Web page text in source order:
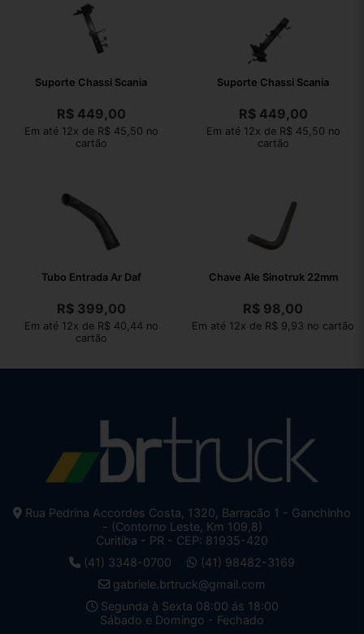
Suporte Chassi Scania
R$449,00
Em até 12x de R$ 45,50 no
cartão
Suporte Chassi Scania
R$449,00
Em até 12x de R$ 45,50 no
cartão
Tubo Entrada Ar Daf
R$399,00
Em até 12x de R$ 40,44 no
cartão
Chave Ale Sinotruk 22mm
R$ 98,00
Em até 12x de R$ 9,93 no cartão
Rua Pedrina Accordes Costa, 1320, Barracão 1 - Ganchinho
- (Contorno Leste, Km 109,8)
Curitiba - PR - CEP: 81935-420
(41) 3348-0700
(41) 98482-3169
gabriele.brtruck@gmail.com
Segunda à Sexta 08:00 ás 18:00
Sábado e Domingo - Fechado